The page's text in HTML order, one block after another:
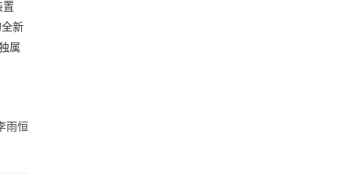
置
新
属
雨恒